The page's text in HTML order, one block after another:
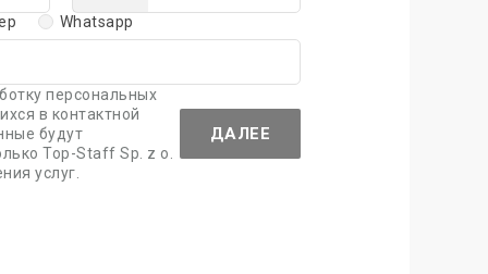
Whatsapp
персональных
в контактной
будут
Top-Staff Sp. z o.
услуг.
ДАЛЕЕ